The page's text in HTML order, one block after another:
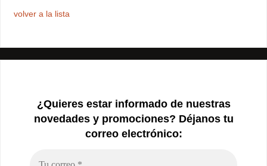
volver a la lista
¿Quieres estar informado de nuestras
novedades y promociones? Déjanos tu
correo electrónico: